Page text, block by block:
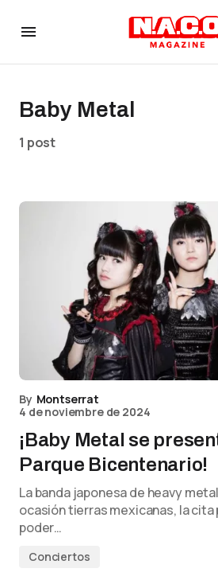
Baby Metal
1 post
By Montserrat
4 de noviembre de 2024
¡Baby Metal se
Parque Bicentenario!
La banda japonesa de heavy
ocasión tierras mexicanas, la
poder…
Conciertos